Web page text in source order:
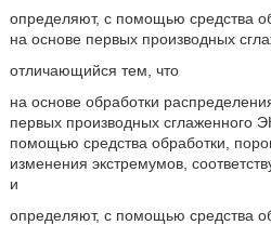
определяют, с помощью средства
на основе первых производных
отличающийся тем, что
на основе обработки
первых производных сглаженного
помощью средства обработки,
изменения экстремумов,
и
определяют, с помощью средства